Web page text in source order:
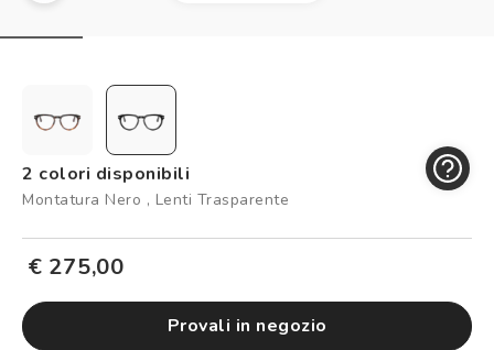
Controllo visivo
Logout
2 colori disponibili
Montatura Nero , Lenti Trasparente
€ 275,00
provali in negozio